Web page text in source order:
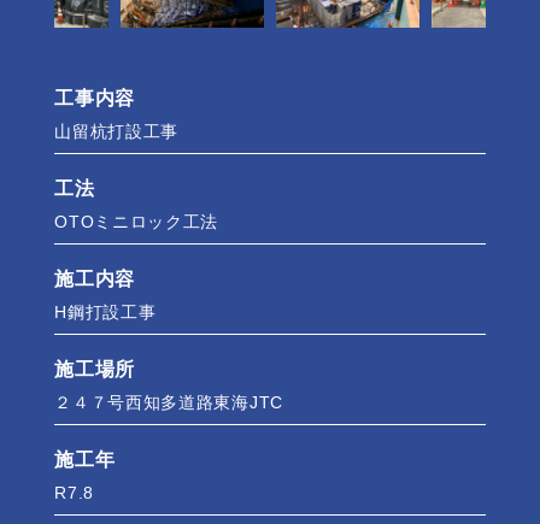
工事内容
山留杭打設工事
工法
OTOミニロック工法
施工内容
H鋼打設工事
施工場所
２４７号西知多道路東海JTC
施工年
R7.8